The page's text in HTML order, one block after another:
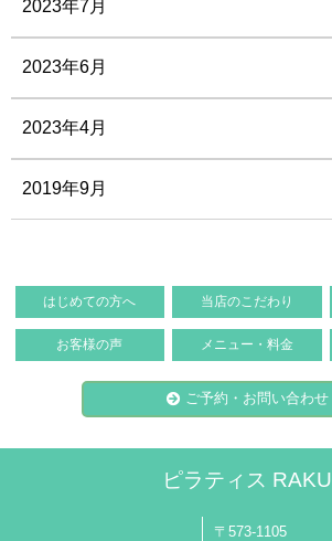
2023年7月
2023年6月
2023年4月
2019年9月
はじめての方へ 当店のこだわり
お客様の声 メニュー・料金
ご予約・お問い合わせ
ピラティス RAKU
〒573-1105